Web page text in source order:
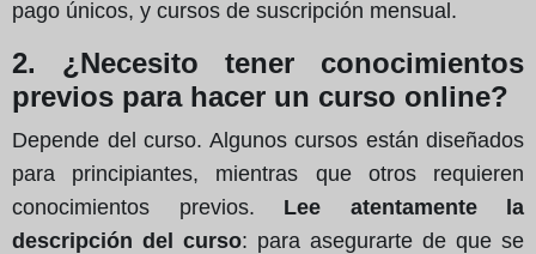
pago únicos, y cursos de suscripción mensual.
2. ¿Necesito tener conocimientos
previos para hacer un curso online?
Depende del curso. Algunos cursos están diseñados
para principiantes, mientras que otros requieren
conocimientos previos. Lee atentamente la
descripción del curso: para asegurarte de que se